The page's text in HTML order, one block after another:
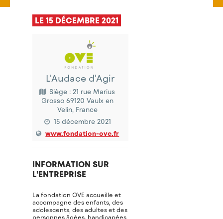
LE 15 DÉCEMBRE 2021
L'Audace d'Agir
Siège : 21 rue Marius
Grosso 69120 Vaulx en
Velin, France
15 décembre 2021
www.fondation-ove.fr
INFORMATION SUR
L’ENTREPRISE
La fondation OVE accueille et
accompagne des enfants, des
adolescents, des adultes et des
personnes âgées, handicapées